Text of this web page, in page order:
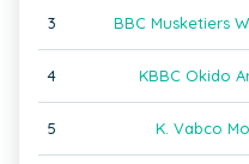
3 BBC Musketiers
4 KBBC Okido
5 K. Vabco